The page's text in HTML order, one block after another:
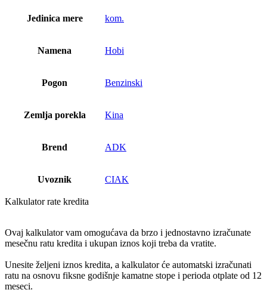
Jedinica mere kom.
Namena Hobi
Pogon Benzinski
Zemlja porekla Kina
Brend ADK
Uvoznik CIAK
Kalkulator rate kredita
Ovaj kalkulator vam omogućava da brzo i jednostavno izračunate
mesečnu ratu kredita i ukupan iznos koji treba da vratite.
Unesite željeni iznos kredita, a kalkulator će automatski izračunati
ratu na osnovu fiksne godišnje kamatne stope i perioda otplate od 12
meseci.